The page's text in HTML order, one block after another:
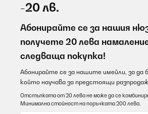
-20 лв.
Абонирайте се за нашия
получете 20 лева
следваща покупка!
Абонирайте се за нашите имейли, за да
който научава за предстоящи
Отстъпката от 20 лева не може да се комбинира
Минимална стойност на поръчката 200 лева.